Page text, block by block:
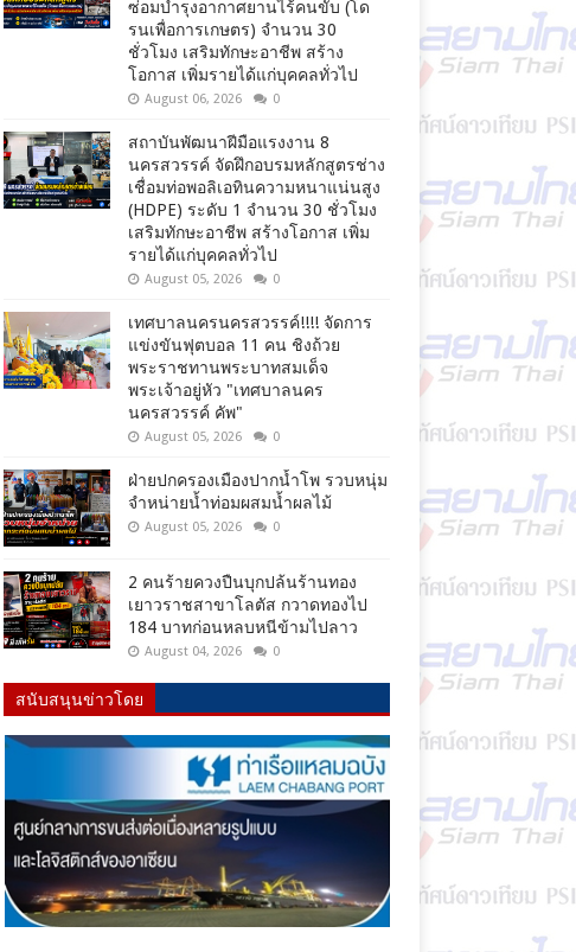
ซ่อมบำรุงอากาศยานไร้คนขับ (โด
รนเพื่อการเกษตร) จำนวน 30
ชั่วโมง เสริมทักษะอาชีพ สร้าง
โอกาส เพิ่มรายได้แก่บุคคลทั่วไป
August 06, 2026 0
สถาบันพัฒนาฝีมือแรงงาน 8
นครสวรรค์ จัดฝึกอบรมหลักสูตรช่าง
เชื่อมท่อพอลิเอทินความหนาแน่นสูง
(HDPE) ระดับ 1 จำนวน 30 ชั่วโมง
เสริมทักษะอาชีพ สร้างโอกาส เพิ่ม
รายได้แก่บุคคลทั่วไป
August 05, 2026 0
เทศบาลนครนครสวรรค์!!!! จัดการ
แข่งขันฟุตบอล 11 คน ชิงถ้วย
พระราชทานพระบาทสมเด็จ
พระเจ้าอยู่หัว "เทศบาลนคร
นครสวรรค์ คัพ"
August 05, 2026 0
ฝ่ายปกครองเมืองปากน้ำโพ รวบหนุ่ม
จำหน่ายน้ำท่อมผสมน้ำผลไม้
August 05, 2026 0
2 คนร้ายควงปืนบุกปล้นร้านทอง
เยาวราชสาขาโลตัส กวาดทองไป
184 บาทก่อนหลบหนีข้ามไปลาว
August 04, 2026 0
สนับสนุนข่าวโดย